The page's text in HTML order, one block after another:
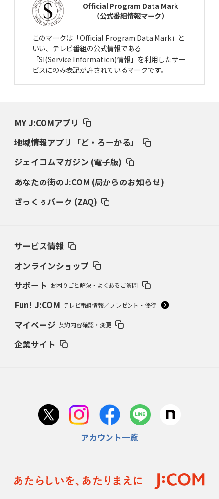
Official Program Data Mark
（公式番組情報マーク）
このマークは「Official Program Data Mark」と
いい、テレビ番組の公式情報である
「SI(Service Information)情報」を利用したサー
ビスにのみ表記が許されているマークです。
MY J:COMアプリ
地域情報アプリ「ど・ろーかる」
ジェイコムマガジン (電子版)
あなたの街のJ:COM (局からのお知らせ)
ざっくぅパーク (ZAQ)
サービス情報
オンラインショップ
サポート お困りごと解決・よくあるご質問
Fun! J:COM テレビ番組情報／プレゼント・優待
マイページ 契約内容確認・変更
企業サイト
アカウント一覧